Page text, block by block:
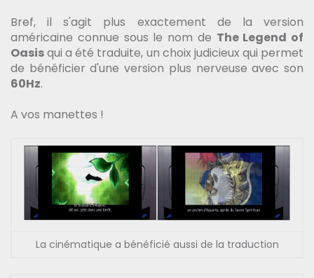
Bref, il s'agit plus exactement de la version
américaine connue sous le nom de The Legend of
Oasisqui a été traduite, un choix judicieux qui permet
de bénéficier d'une version plus nerveuse avec son
60Hz.
A vos manettes !
La cinématique a bénéficié aussi de la traduction